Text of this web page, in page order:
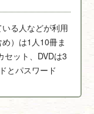
る人などが利用
）は1人10冊ま
セット、DVDは3
とパスワード